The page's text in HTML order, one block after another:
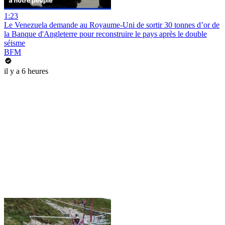
1:23
Le Venezuela demande au Royaume-Uni de sortir 30 tonnes d’or de
la Banque d'Angleterre pour reconstruire le pays après le double
séisme
BFM
il y a 6 heures